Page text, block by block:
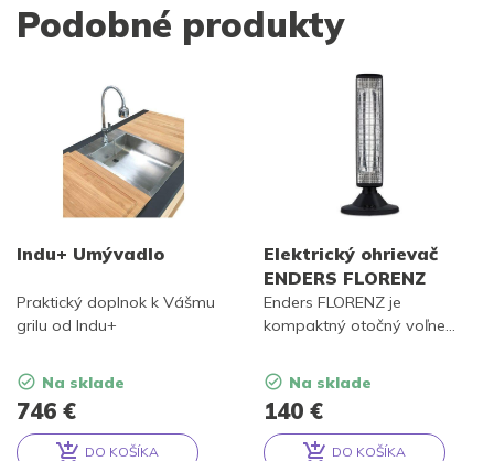
Podobné produkty
Indu+ Umývadlo
746 €
Praktický doplnok k Vášmu
grilu od Indu+
Na sklade
DO KOŠÍKA
Elektrický ohrievač
ENDERS FLORENZ
140 €
Enders FLORENZ je
kompaktný otočný voľne
ideálny do krytých priestorov
v elegantnom čiernom
dizajne s výkonom 900W.
Na sklade
DO KOŠÍKA